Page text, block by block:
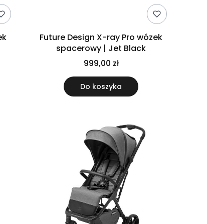
Future Design X-ray Pro wózek
spacerowy | Jet Black
999,00 zł
Do koszyka